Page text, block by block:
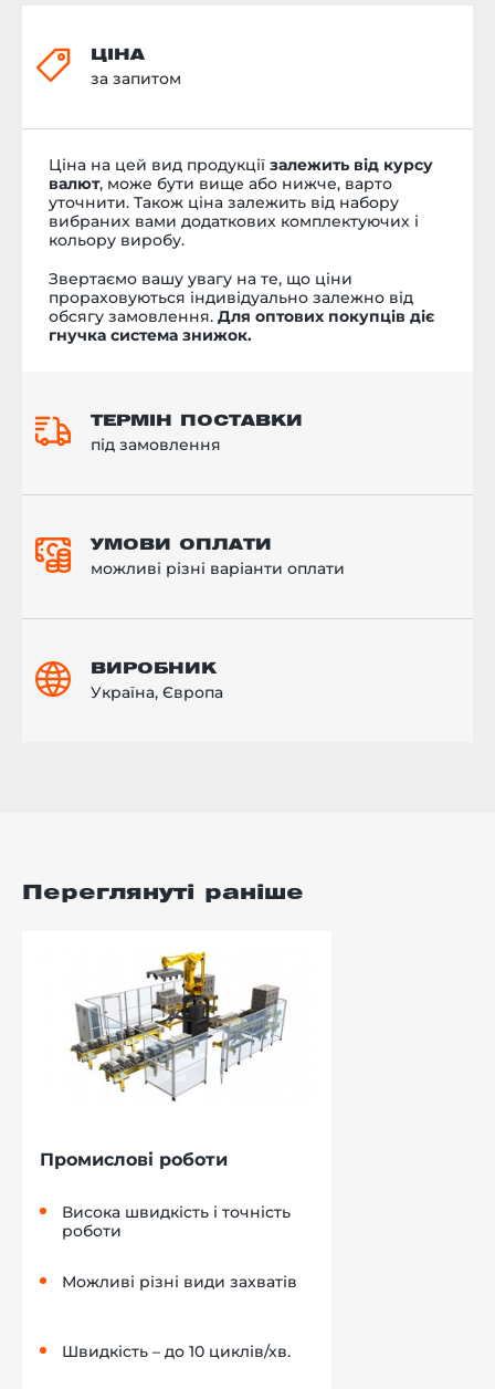
ЦІНА
за запитом
Ціна на цей вид продукції залежить від курсу
валют, може бути вище або нижче, варто
уточнити. Також ціна залежить від набору
вибраних вами додаткових комплектуючих і
кольору виробу.
Звертаємо вашу увагу на те, що ціни
прораховуються індивідуально залежно від
обсягу замовлення. Для оптових покупців діє
гнучка система знижок.
ТЕРМІН ПОСТАВКИ
під замовлення
УМОВИ ОПЛАТИ
можливі різні варіанти оплати
ВИРОБНИК
Україна, Європа
Переглянуті раніше
Промислові роботи
Висока швидкість і точність
роботи
Можливі різні види захватів
Швидкість – до 10 циклів/хв.